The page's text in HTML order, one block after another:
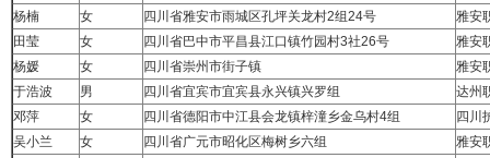
杨楠
女 四川省雅安市雨城区孔坪关龙村2组24号
雅安
田莹
女 四川省巴中市平昌县江口镇竹园村3社26号
雅安
杨媛
女 四川省崇州市街子镇
雅安
于浩波
男 四川省宜宾市宜宾县永兴镇兴罗组
达州
邓萍
女 四川省德阳市中江县会龙镇梓潼乡金乌村4组
四川
吴小兰
女 四川省广元市昭化区梅树乡六组
雅安